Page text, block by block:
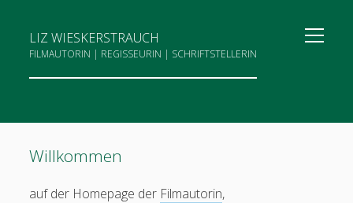
LIZ WIESKERSTRAUCH
FILMAUTORIN | REGISSEURIN | SCHRIFTSTELLERIN
open
menu
Making-of „Blinder Fleck“
28211 Bremen
Willkommen
auf der Homepage der Filmautorin,